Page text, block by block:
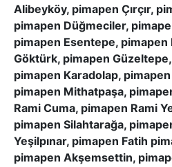
Alibeyköy, pimapen Çırçır,
pimapen Düğmeciler,
pimapen Esentepe,
Göktürk, pimapen
pimapen Karadolap,
pimapen Mithatpaşa,
Rami Cuma, pimapen Rami
pimapen Silahtarağa,
Yeşilpınar, pimapen Fatih
pimapen Akşemsettin,